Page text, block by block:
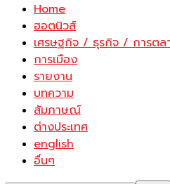
Home
ฮอตนิวส์
เศรษฐกิจ / ธุรกิจ / การตล
การเมือง
รายงาน
บทความ
สัมภาษณ์
ต่างประเทศ
english
อื่นๆ